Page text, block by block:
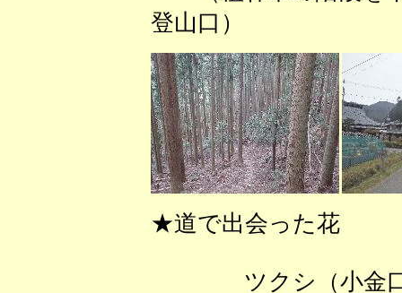
登山口） （火
★道で出会った花
ツクシ（